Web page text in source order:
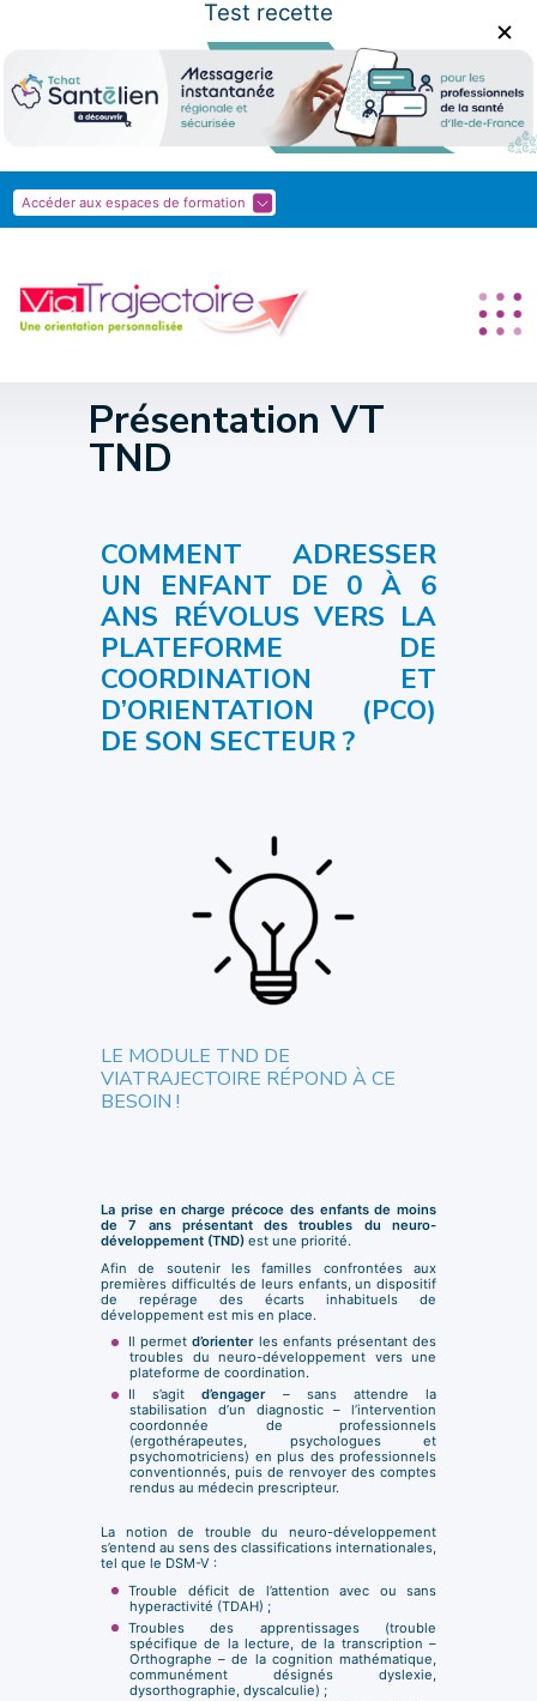
Test recette
Accéder aux espaces de formation
Présentation VT
TND
COMMENT ADRESSER
UN ENFANT DE 0 À 6
ANS RÉVOLUS VERS LA
PLATEFORME DE
COORDINATION ET
D’ORIENTATION (PCO)
DE SON SECTEUR ?
LE MODULE TND DE
VIATRAJECTOIRE RÉPOND À CE
BESOIN !
La prise en charge précoce des enfants de moins
de 7 ans présentant des troubles du neuro-
développement (TND) est une priorité.
Afin de soutenir les familles confrontées aux
premières difficultés de leurs enfants, un dispositif
de repérage des écarts inhabituels de
développement est mis en place.
Il permetd’orienterles enfants présentant des
troubles du neuro-développement vers une
plateforme de coordination.
Il s’agitd’engager– sans attendre la
stabilisation d’un diagnostic – l’intervention
coordonnée de professionnels
(ergothérapeutes, psychologues et
psychomotriciens) en plus des professionnels
conventionnés, puis de renvoyer des comptes
rendus au médecin prescripteur.
La notion de trouble du neuro-développement
s’entend au sens des classifications internationales,
tel que le DSM-V :
Trouble déficit de l’attention avec ou sans
hyperactivité (TDAH) ;
Troubles des apprentissages (trouble
spécifique de la lecture, de la transcription –
Orthographe – de la cognition mathématique,
communément désignés dyslexie,
dysorthographie, dyscalculie) ;
Panneau de gestion des cookies